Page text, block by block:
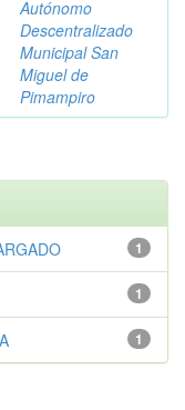
Autónomo
Descentralizado
Municipal San
Miguel de
Pimampiro
1
1
1